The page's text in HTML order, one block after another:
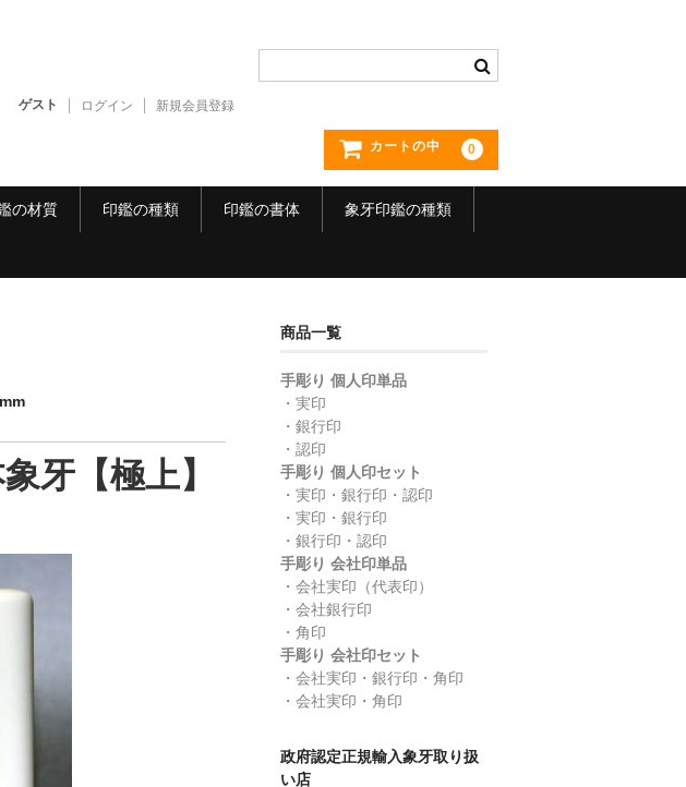
ゲスト ログイン 新規会員登録
カートの中 0
の材質 印鑑の種類 印鑑の書体 象牙印鑑の種類
牙【極上】
商品一覧
手彫り 個人印単品
・実印
・銀行印
・認印
手彫り 個人印セット
・実印・銀行印・認印
・実印・銀行印
・銀行印・認印
手彫り 会社印単品
・会社実印（代表印）
・会社銀行印
・角印
手彫り 会社印セット
・会社実印・銀行印・角印
・会社実印・角印
政府認定正規輸入象牙取り扱
い店